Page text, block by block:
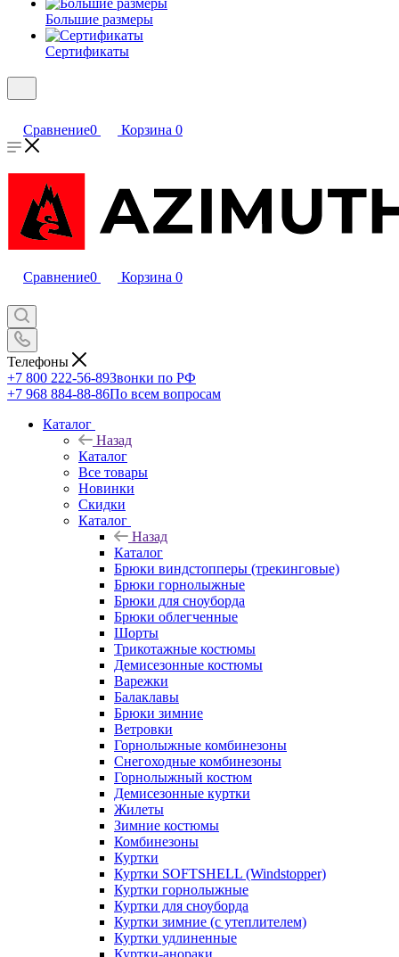
Большие размеры
Сертификаты
Сравнение0 Корзина 0
Сравнение0 Корзина 0
Телефоны
+7 800 222-56-89Звонки по РФ
+7 968 884-88-86По всем вопросам
Каталог
Назад
Каталог
Все товары
Новинки
Скидки
Каталог
Назад
Каталог
Брюки виндстопперы (трекинговые)
Брюки горнолыжные
Брюки для сноуборда
Брюки облегченные
Шорты
Трикотажные костюмы
Демисезонные костюмы
Варежки
Балаклавы
Брюки зимние
Ветровки
Горнолыжные комбинезоны
Снегоходные комбинезоны
Горнолыжный костюм
Демисезонные куртки
Жилеты
Зимние костюмы
Комбинезоны
Куртки
Куртки SOFTSHELL (Windstopper)
Куртки горнолыжные
Куртки для сноуборда
Куртки зимние (с утеплителем)
Куртки удлиненные
Куртки-анораки